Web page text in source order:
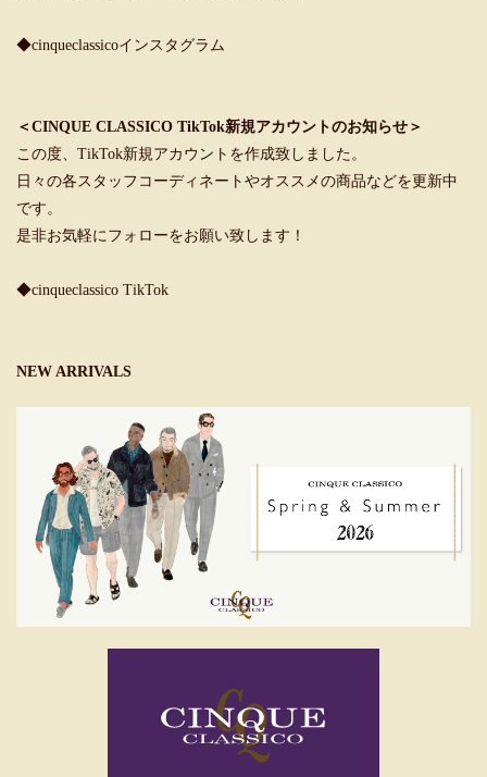
◆cinqueclassicoインスタグラム
＜CINQUE CLASSICO TikTok新規アカウントのお知らせ＞
この度、TikTok新規アカウントを作成致しました。
日々の各スタッフコーディネートやオススメの商品などを更新中
です。
是非お気軽にフォローをお願い致します！
◆cinqueclassico TikTok
NEW ARRIVALS